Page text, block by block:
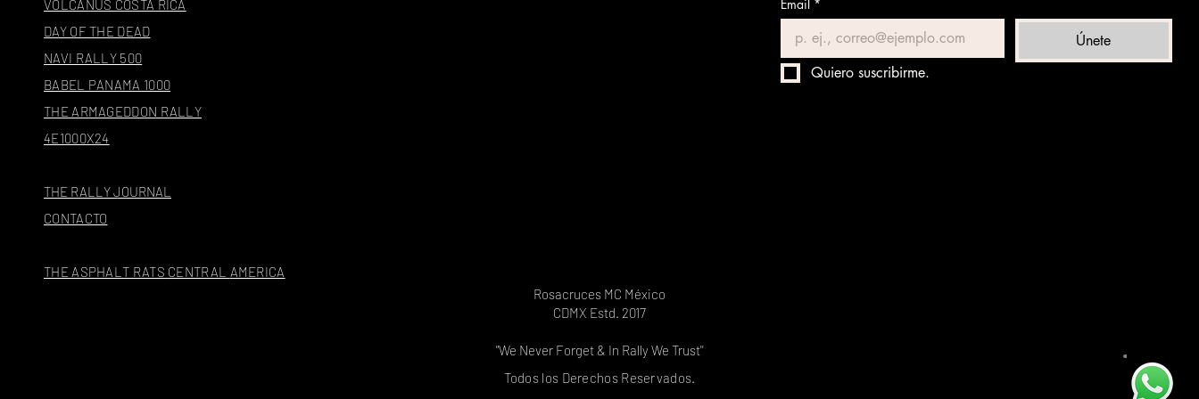
VOLCANUS COSTA RICA
DAY OF THE DEAD
NAVI RALLY 500
BABEL PANAMA 1000
THE ARMAGEDDON RALLY
4E1000X24
THE RALLY JOURNAL
CONTACTO
THE ASPHALT RATS CENTRAL AMERICA
Email *
Únete
Quiero suscribirme.
Rosacruces MC México
CDMX Estd. 2017
"We Never Forget & In Rally We Trust''
Todos los Derechos Reservados.